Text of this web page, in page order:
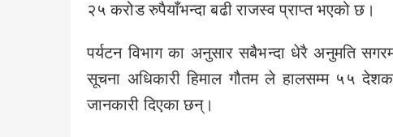
२५ करोड रुपैयाँभन्दा बढी राजस्व प्राप्त भएको छ।
पर्यटन विभाग का अनुसार सबैभन्दा धेरै अनुमति
सूचना अधिकारी हिमाल गौतम ले हालसम्म ५५
जानकारी दिएका छन्।